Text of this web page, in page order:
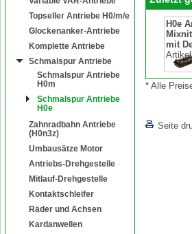
Topseller Antriebe H0/m/e
Glockenanker-Antriebe
Komplette Antriebe
Schmalspur Antriebe
Schmalspur Antriebe
H0m
Schmalspur Antriebe
H0e
Zahnradbahn Antriebe
(H0n3z)
Umbausätze Motor
Antriebs-Drehgestelle
Mitlauf-Drehgestelle
Kontaktschleifer
Räder und Achsen
Kardanwellen
H0e
mit
* Alle
Seite